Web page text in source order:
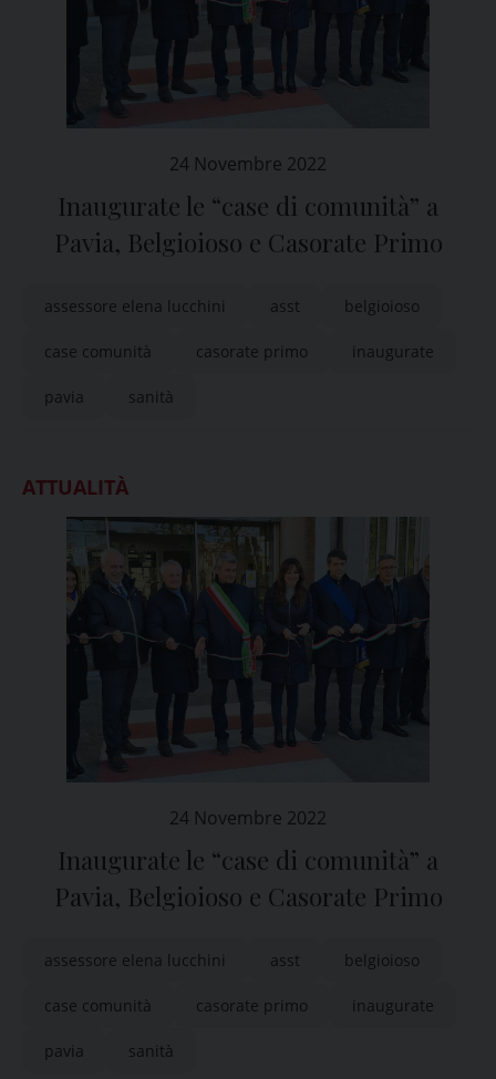
24 Novembre 2022
Inaugurate le “case di comunità” a
Pavia, Belgioioso e Casorate Primo
assessore elena lucchini asst belgioioso
case comunità casorate primo inaugurate
pavia sanità
ATTUALITÀ
24 Novembre 2022
Inaugurate le “case di comunità” a
Pavia, Belgioioso e Casorate Primo
assessore elena lucchini asst belgioioso
case comunità casorate primo inaugurate
pavia sanità